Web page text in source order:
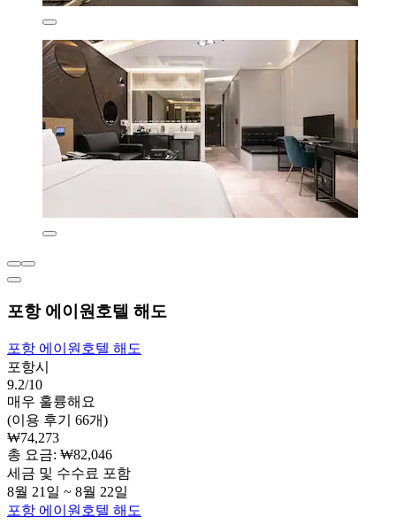
포항 에이원호텔 해도
포항 에이원호텔 해도
포항시
9.2/10
매우 훌륭해요
(이용 후기 66개)
₩74,273
총 요금: ₩82,046
세금 및 수수료 포함
8월 21일 ~ 8월 22일
포항 에이원호텔 해도